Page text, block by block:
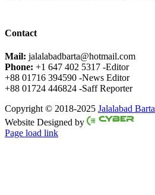
Contact
Mail: jalalabadbarta@hotmail.com
Phone: +1 647 402 5317 -Editor
+88 01716 394590 -News Editor
+88 01724 446824 -Saff Reporter
Copyright © 2018-2025 Jalalabad Barta
Website Designed by
Page load link